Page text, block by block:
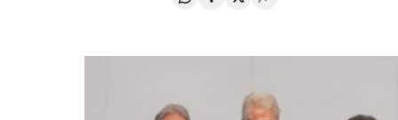
Compartir en Whatsapp
Compartir en Facebook
Compartir en Twitter
Desplegar Redes